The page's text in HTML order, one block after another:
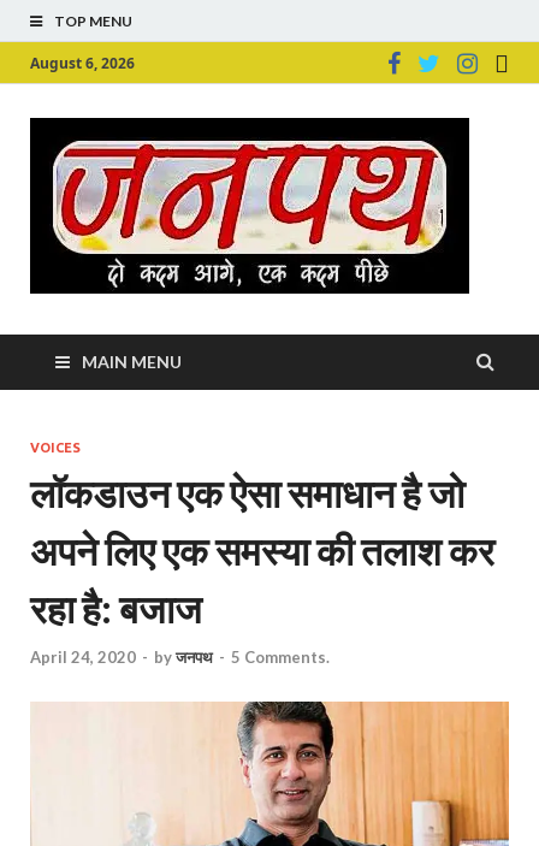
TOP MENU
August 6, 2026
MAIN MENU
VOICES
लॉकडाउन एक ऐसा समाधान है जो
अपने लिए एक समस्या की तलाश कर
रहा है: बजाज
April 24, 2020 - byजनपथ - 5 Comments.